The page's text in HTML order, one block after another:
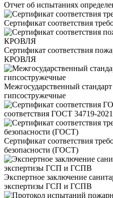
Отчет об испытаниях
Сертификат соответствия
Сертификат соответствия
КРОВЛЯ
Межгосударственный
гипсостружечные
соответствия ГОСТ 34719-2021
Сертификат соответствия
безопасности (ГОСТ)
Экспертное заключение
экспертизы ГСП и ГСПВ